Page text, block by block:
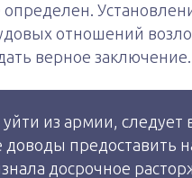
отношений
верное заключение.
из армии, следует
доводы предоставить
досрочное